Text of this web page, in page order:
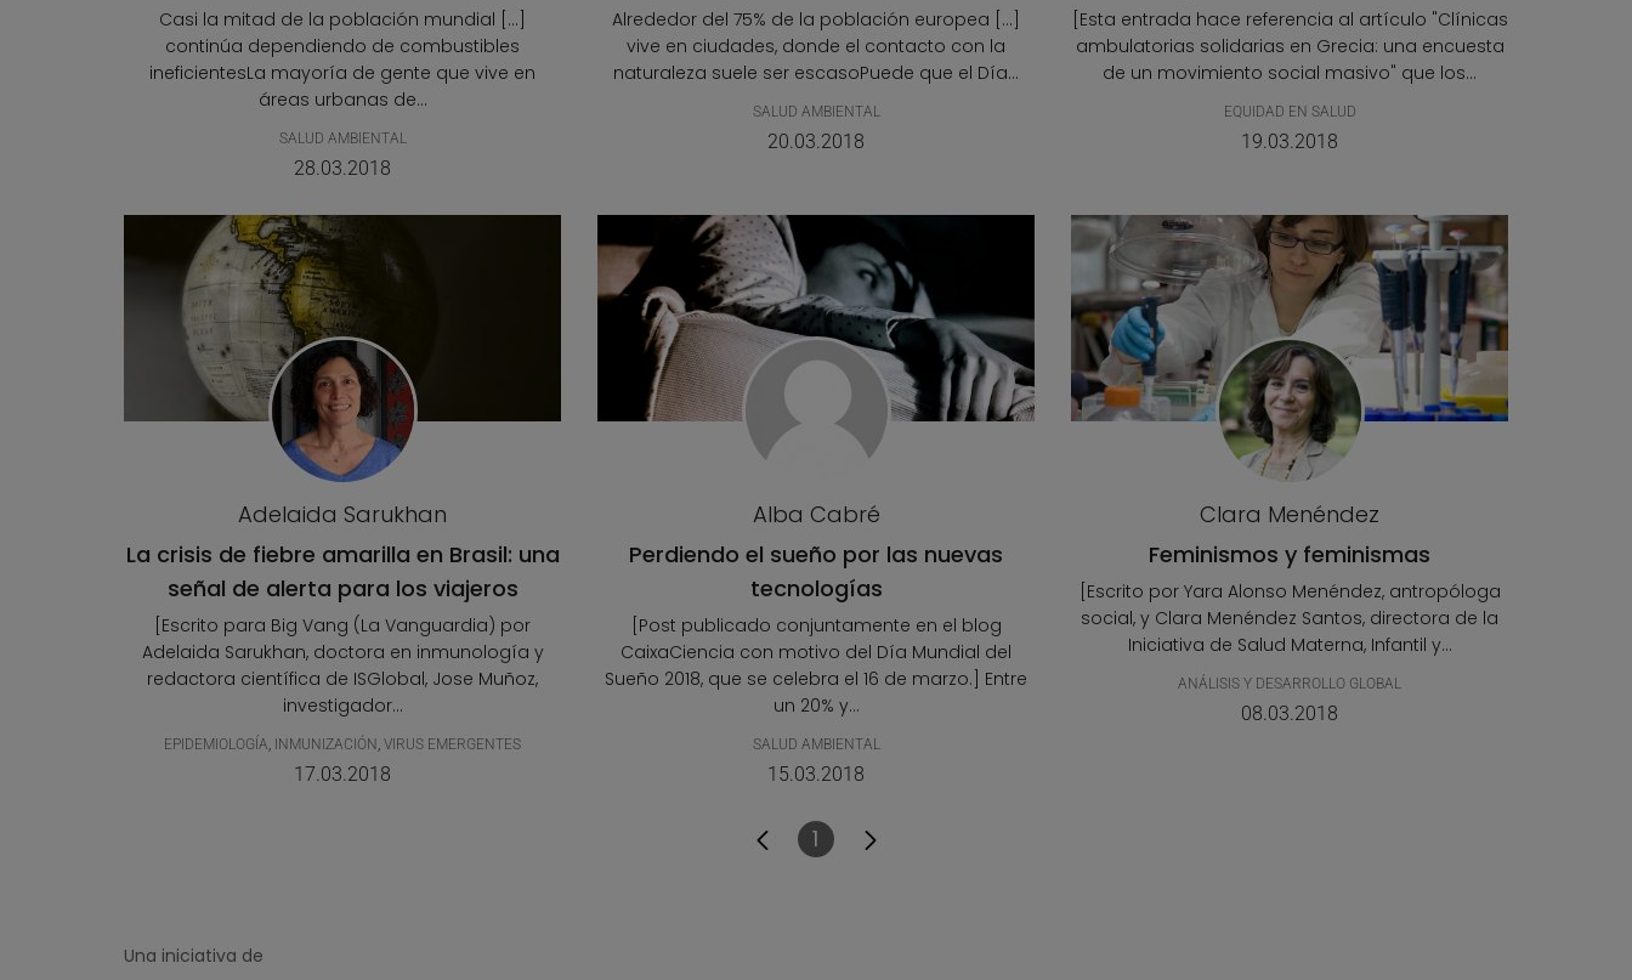
Casi la mitad de la población mundial [...]
continúa dependiendo de combustibles
ineficientesLa mayoría de gente que vive en
áreas urbanas de...
SALUD AMBIENTAL
28.03.2018
Alrededor del 75% de la población europea [...]
vive en ciudades, donde el contacto con la
naturaleza suele ser escasoPuede que el Día...
SALUD AMBIENTAL
20.03.2018
[Esta entrada hace referencia al artículo "Clínicas
ambulatorias solidarias en Grecia: una encuesta
de un movimiento social masivo" que los...
EQUIDAD EN SALUD
19.03.2018
Adelaida Sarukhan
La crisis de fiebre amarilla en Brasil: una
señal de alerta para los viajeros
[Escrito para Big Vang (La Vanguardia) por
Adelaida Sarukhan, doctora en inmunología y
redactora científica de ISGlobal, Jose Muñoz,
investigador...
EPIDEMIOLOGÍA, INMUNIZACIÓN , VIRUS EMERGENTES
17.03.2018
Alba Cabré
Perdiendo el sueño por las nuevas
tecnologías
[Post publicado conjuntamente en el blog
CaixaCiencia con motivo del Día Mundial del
Sueño 2018, que se celebra el 16 de marzo.] Entre
un 20% y...
SALUD AMBIENTAL
15.03.2018
Clara Menéndez
Feminismos y feminismas
[Escrito por Yara Alonso Menéndez, antropóloga
social, y Clara Menéndez Santos, directora de la
Iniciativa de Salud Materna, Infantil y...
ANÁLISIS Y DESARROLLO GLOBAL
08.03.2018
Página
1
Una iniciativa de